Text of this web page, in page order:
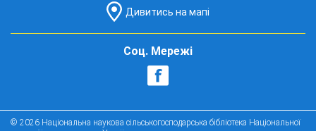
Дивитись на мапі
Соц. Мережі
© 2026 Національна наукова сільськогосподарська бібліотека Національної